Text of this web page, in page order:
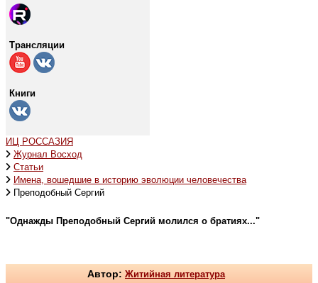
Трансляции
Книги
ИЦ РОССАЗИЯ
Журнал Восход
Статьи
Имена, вошедшие в историю эволюции человечества
Преподобный Сергий
"Однажды Преподобный Сергий молился о братиях..."
Автор: Житийная литература